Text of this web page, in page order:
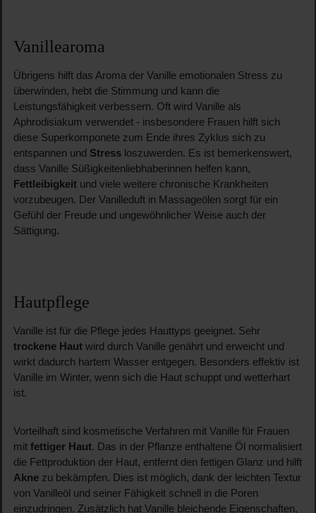
Vanillearoma
Übrigens hilft das Aroma der Vanille emotionalen Stress zu
überwinden, hebt die Stimmung und kann die
Leistungsfähigkeit verbessern. Oft wird Vanille als
Aphrodisiakum verwendet - insbesondere Frauen hilft sich
diese Superkomponete zum Ende ihres Zyklus sich zu
entspannen und Stressloszuwerden. Es ist bemerkenswert,
dass Vanille Süßigkeitenliebhaberinnen helfen kann,
Fettleibigkeitund viele weitere chronische Krankheiten
vorzubeugen. Der Vanilleduft in Massageölen sorgt für ein
Gefühl der Freude und ungewöhnlicher Weise auch der
Sättigung.
Hautpflege
Vanille ist für die Pflege jedes Hauttyps geeignet. Sehr
trockene Hautwird durch Vanille genährt und erweicht und
wirkt dadurch hartem Wasser entgegen. Besonders effektiv ist
Vanille im Winter, wenn sich die Haut schuppt und wetterhart
ist.
Vorteilhaft sind kosmetische Verfahren mit Vanille für Frauen
mit fettiger Haut. Das in der Pflanze enthaltene Öl normalisiert
die Fettproduktion der Haut, entfernt den fettigen Glanz und hilft
Aknezu bekämpfen. Dies ist möglich, dank der leichten Textur
von Vanilleöl und seiner Fähigkeit schnell in die Poren
einzudringen. Zusätzlich hat Vanille bleichende Eigenschaften,